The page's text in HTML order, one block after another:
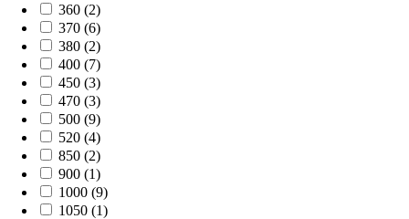
360 (2)
370 (6)
380 (2)
400 (7)
450 (3)
470 (3)
500 (9)
520 (4)
850 (2)
900 (1)
1000 (9)
1050 (1)